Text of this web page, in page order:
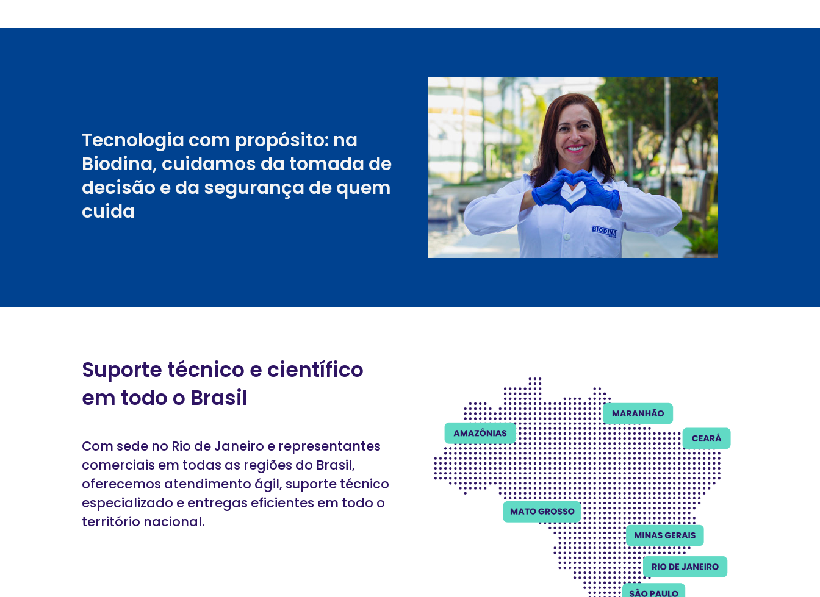
Tecnologia com propósito: na
Biodina, cuidamos da tomada de
decisão e da segurança de quem
cuida
Suporte técnico e científico
em todo o Brasil
Com sede no Rio de Janeiro e representantes
comerciais em todas as regiões do Brasil,
oferecemos atendimento ágil, suporte técnico
especializado e entregas eficientes em todo o
território nacional.